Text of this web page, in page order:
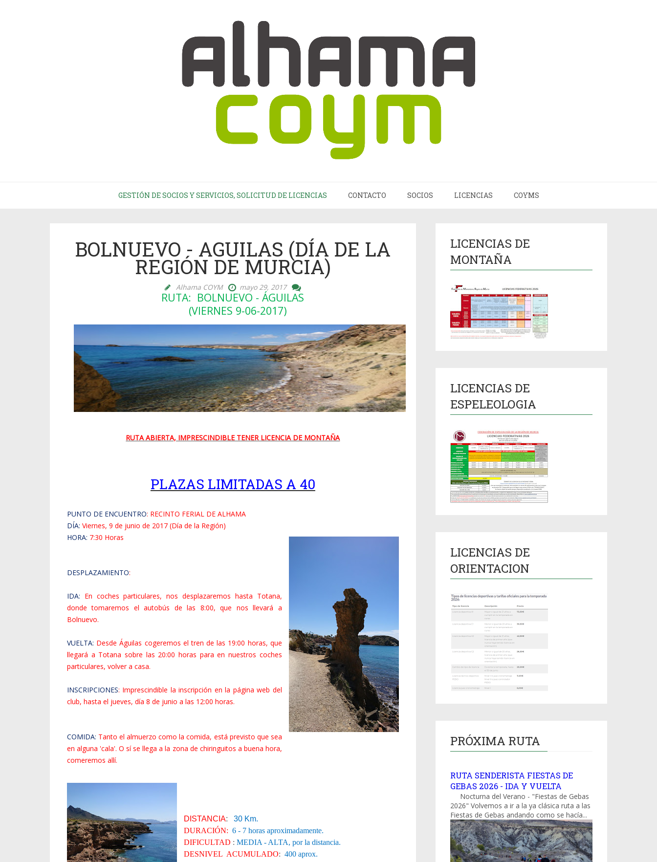
GESTIÓN DE SOCIOS Y SERVICIOS, SOLICITUD DE LICENCIAS CONTACTO SOCIOS LICENCIAS COYMS
BOLNUEVO - AGUILAS (DÍA DE LA
REGIÓN DE MURCIA)
Alhama COYM mayo 29, 2017
RUTA: BOLNUEVO - ÁGUILAS
(VIERNES 9-06-2017)
RUTA ABIERTA, IMPRESCINDIBLE TENER LICENCIA DE MONTAÑA
PLAZAS LIMITADAS A 40
PUNTO DE ENCUENTRO: RECINTO FERIAL DE ALHAMA
DÍA: Viernes, 9 de junio de 2017 (Día de la Región)
HORA: 7:30 Horas
DESPLAZAMIENTO:
IDA: En coches particulares, nos desplazaremos hasta Totana,
donde tomaremos el autobús de las 8:00, que nos llevará a
Bolnuevo.
VUELTA: Desde Águilas cogeremos el tren de las 19:00 horas, que
llegará a Totana sobre las 20:00 horas para en nuestros coches
particulares, volver a casa.
INSCRIPCIONES: Imprescindible la inscripción en la página web del
club, hasta el jueves, día 8 de junio a las 12:00 horas.
COMIDA: Tanto el almuerzo como la comida, está previsto que sea
en alguna 'cala'. O sí se llega a la zona de chiringuitos a buena hora,
comeremos allí.
DISTANCIA: 30 Km.
DURACIÓN: 6 - 7 horas aproximadamente.
DIFICULTAD : MEDIA - ALTA, por la distancia.
DESNIVEL ACUMULADO: 400 aprox.
LICENCIAS DE
MONTAÑA
LICENCIAS DE
ESPELEOLOGIA
LICENCIAS DE
ORIENTACION
PRÓXIMA RUTA
RUTA SENDERISTA FIESTAS DE
GEBAS 2026 - IDA Y VUELTA
Nocturna del Verano - "Fiestas de Gebas
2026" Volvemos a ir a la ya clásica ruta a las
Fiestas de Gebas andando como se hacía...